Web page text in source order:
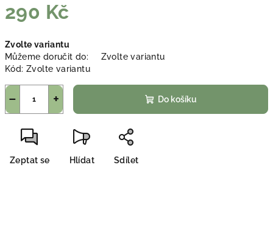
290 Kč
cena:
Zvolte variantu
Můžeme doručit do:
Zvolte variantu
Kód: Zvolte variantu
+
− Do košíku
Zeptat se Hlídat Sdílet